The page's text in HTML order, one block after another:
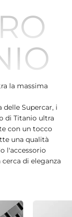
la massima
Supercar, i
di Titanio ultra
con un tocco
una qualità
l'accessorio
di eleganza